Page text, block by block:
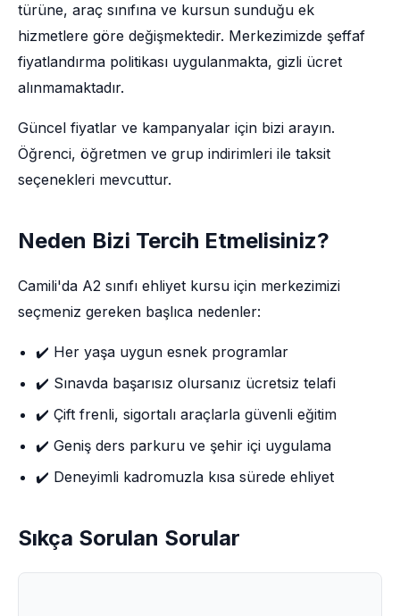
türüne, araç sınıfına ve kursun sunduğu ek
hizmetlere göre değişmektedir. Merkezimizde şeffaf
fiyatlandırma politikası uygulanmakta, gizli ücret
alınmamaktadır.
Güncel fiyatlar ve kampanyalar için bizi arayın.
Öğrenci, öğretmen ve grup indirimleri ile taksit
seçenekleri mevcuttur.
Neden Bizi Tercih Etmelisiniz?
Camili'da A2 sınıfı ehliyet kursu için merkezimizi
seçmeniz gereken başlıca nedenler:
✔️ Her yaşa uygun esnek programlar
✔️ Sınavda başarısız olursanız ücretsiz telafi
✔️ Çift frenli, sigortalı araçlarla güvenli eğitim
✔️ Geniş ders parkuru ve şehir içi uygulama
✔️ Deneyimli kadromuzla kısa sürede ehliyet
Sıkça Sorulan Sorular